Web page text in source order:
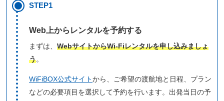
STEP1
Web上からレンタルを予約する
まずは、 WebサイトからWi-Fiレンタルを申し込みましょ
う。
WiFiBOX公式サイトから、ご希望の渡航地と日程、プラン
などの必要項目を選択して予約を行います。出発当日の予